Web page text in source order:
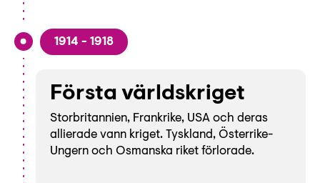
Teckenspråk
Lättläst
1914 - 1918
Första världskriget
Storbritannien, Frankrike, USA och deras
allierade vann kriget. Tyskland, Österrike-
Ungern och Osmanska riket förlorade.